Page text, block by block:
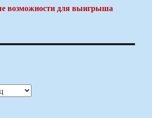
возможности для выигрыша